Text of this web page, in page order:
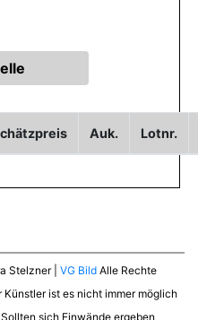
Auk. Lotnr.
Stelzner | VG Bild Alle Rechte
ist es nicht immer möglich
sich Einwände ergeben